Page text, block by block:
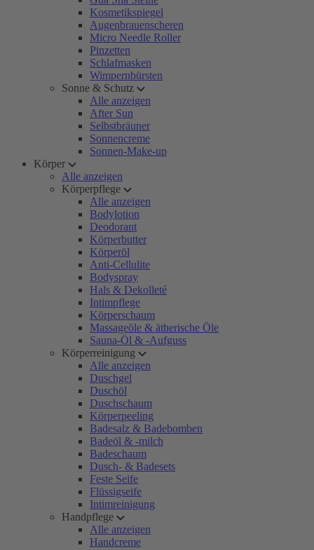
Kosmetikspiegel
Augenbrauenscheren
Micro Needle Roller
Pinzetten
Schlafmasken
Wimpernbürsten
Sonne & Schutz
Alle anzeigen
After Sun
Selbstbräuner
Sonnencreme
Sonnen-Make-up
Körper
Alle anzeigen
Körperpflege
Alle anzeigen
Bodylotion
Deodorant
Körperbutter
Körperöl
Anti-Cellulite
Bodyspray
Hals & Dekolleté
Intimpflege
Körperschaum
Massageöle & ätherische Öle
Sauna-Öl & -Aufguss
Körperreinigung
Alle anzeigen
Duschgel
Duschöl
Duschschaum
Körperpeeling
Badesalz & Badebomben
Badeöl & -milch
Badeschaum
Dusch- & Badesets
Feste Seife
Flüssigseife
Intimreinigung
Handpflege
Alle anzeigen
Handcreme